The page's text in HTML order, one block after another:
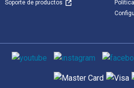
Soporte de productos
Medios de comunicación social
Métodos de pago admitidos